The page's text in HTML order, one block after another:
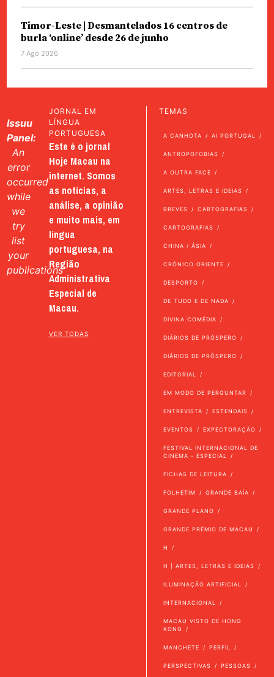
Timor-Leste | Desmantelados 16 centros de
burla ‘online’ desde 26 de junho
7 Ago 2026
Issuu
Panel:
An
error
occurred
while
we
try
list
your
publications
JORNAL EM
LÍNGUA
PORTUGUESA
Este é o jornal
Hoje Macau na
internet. Somos
as notícias, a
análise, a opinião
e muito mais, em
língua
portuguesa, na
Região
Administrativa
Especial de
Macau.
VER TODAS
TEMAS
A CANHOTA AI PORTUGAL
ANTROPOFOBIAS
A OUTRA FACE
ARTES, LETRAS E IDEIAS
BREVES CARTOGRAFIAS
CARTOGRAFIAS
CHINA / ÁSIA
CRÓNICO ORIENTE
DESPORTO
DE TUDO E DE NADA
DIVINA COMÉDIA
DIÁRIOS DE PRÓSPERO
DIÁRIOS DE PRÓSPERO
EDITORIAL
EM MODO DE PERGUNTAR
ENTREVISTA ESTENDAIS
EVENTOS EXPECTORAÇÃO
FESTIVAL INTERNACIONAL DE
CINEMA - ESPECIAL
FICHAS DE LEITURA
FOLHETIM GRANDE BAÍA
GRANDE PLANO
GRANDE PRÉMIO DE MACAU
H
H | ARTES, LETRAS E IDEIAS
ILUMINAÇÃO ARTIFICIAL
INTERNACIONAL
MACAU VISTO DE HONG
KONG
MANCHETE PERFIL
PERSPECTIVAS PESSOAS